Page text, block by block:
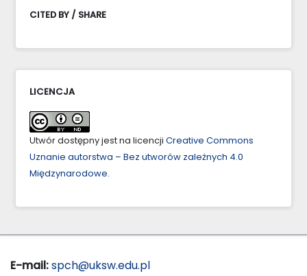
CITED BY / SHARE
LICENCJA
Utwór dostępny jest na licencji Creative Commons
Uznanie autorstwa – Bez utworów zależnych 4.0
Międzynarodowe.
E-mail:spch@uksw.edu.pl